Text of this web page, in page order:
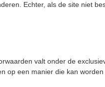
Echter, als de site niet
valt onder de
op een manier die kan worden